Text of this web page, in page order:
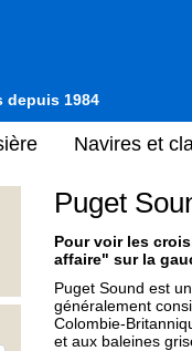
depuis 1984
Navires et
Puget
Pour voir les
affaire" sur la
Puget Sound est
généralement
Colombie-
et aux baleines